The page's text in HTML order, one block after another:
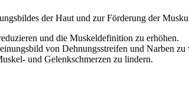
der Haut und zur Förderung der
und die Muskeldefinition zu erhöhen.
von Dehnungsstreifen und Narben zu
und Gelenkschmerzen zu lindern.